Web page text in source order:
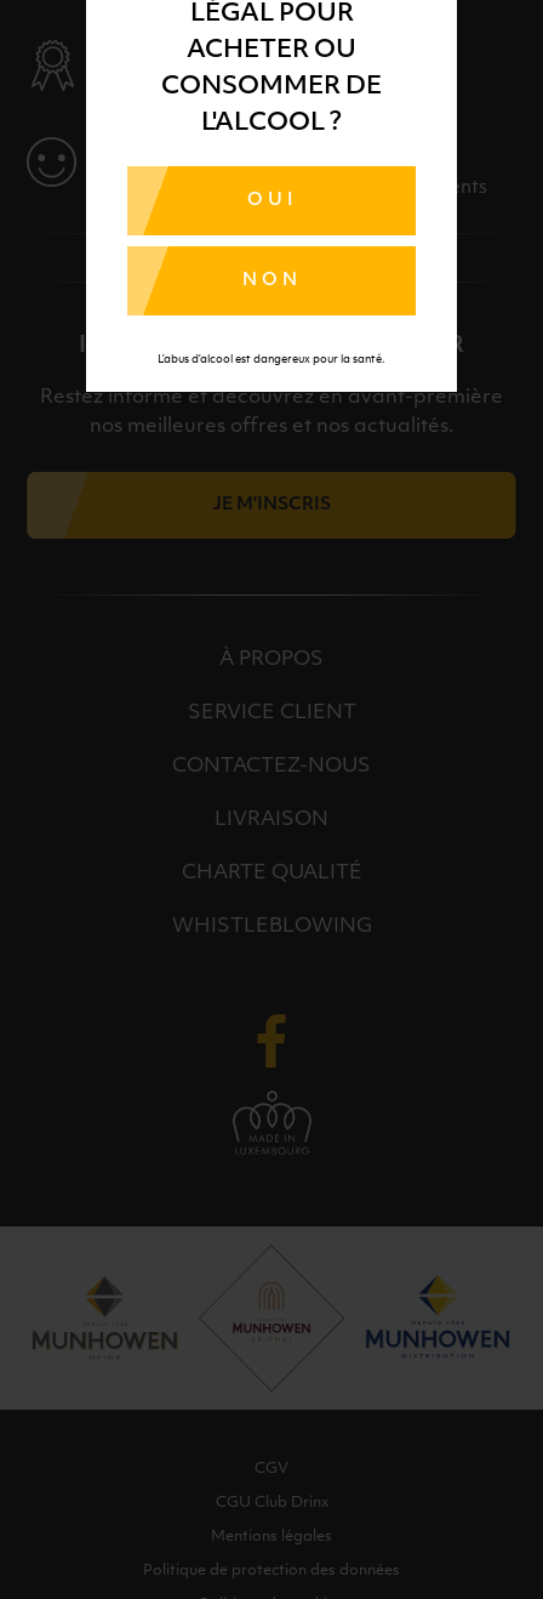
LÉGAL POUR
ACHETER OU
CONSOMMER DE
L'ALCOOL ?
OUI
NON
L’abus d’alcool est dangereux pour la santé.
SÉLECTION & QUALITÉ
Des produits sélectionnés avec soins
Des solutions adaptées à vos événements
INSCRIPTION À LA NEWSLETTER
Restez informé et découvrez en avant-première
nos meilleures offres et nos actualités.
JE M'INSCRIS
À PROPOS
SERVICE CLIENT
CONTACTEZ-NOUS
LIVRAISON
CHARTE QUALITÉ
WHISTLEBLOWING
CGV
CGU Club Drinx
Mentions légales
Politique de protection des données